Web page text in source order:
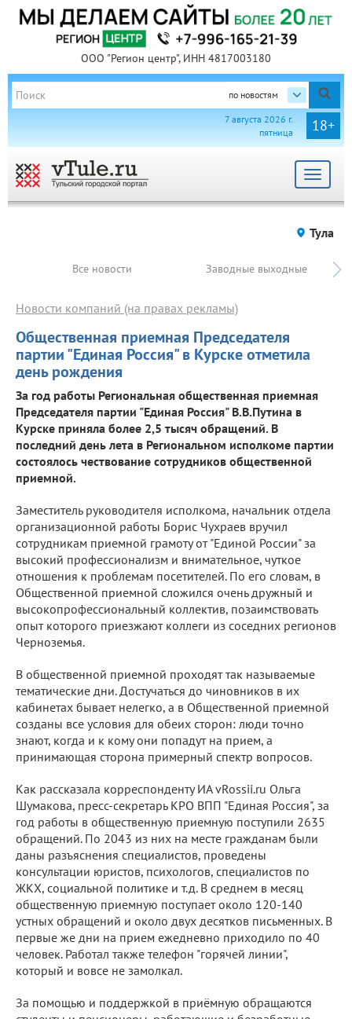
ООО "Регион центр", ИНН 4817003180
по новостям
18+
7 августа 2026 г.
пятница
Toggle
Тула
Все новости Заводные выходные
Общественная приемная Председателя
партии "Единая Россия" в Курске отметила
день рождения
Новости компаний (на правах рекламы)
За год работы Региональная общественная приемная
Председателя партии "Единая Россия" В.В.Путина в
Курске приняла более 2,5 тысяч обращений. В
последний день лета в Региональном исполкоме партии
состоялось чествование сотрудников общественной
приемной.
Заместитель руководителя исполкома, начальник отдела
организационной работы Борис Чухраев вручил
сотрудникам приемной грамоту от "Единой России" за
высокий профессионализм и внимательное, чуткое
отношения к проблемам посетителей. По его словам, в
Общественной приемной сложился очень дружный и
высокопрофессиональный коллектив, позаимствовать
опыт которого приезжают коллеги из соседних регионов
Черноземья.
В общественной приемной проходят так называемые
тематические дни. Достучаться до чиновников в их
кабинетах бывает нелегко, а в Общественной приемной
созданы все условия для обеих сторон: люди точно
знают, когда и к кому они попадут на прием, а
принимающая сторона примерный спектр вопросов.
Как рассказала корреспонденту ИА vRossii.ru Ольга
Шумакова, пресс-секретарь КРО ВПП "Единая Россия", за
год работы в общественную приемную поступили 2635
обращений. По 2043 из них на месте гражданам были
даны разъяснения специалистов, проведены
консультации юристов, психологов, специалистов по
ЖКХ, социальной политике и т.д. В среднем в месяц
общественную приемную поступает около 120-140
устных обращений и около двух десятков письменных. В
первые же дни на прием ежедневно приходило по 40
человек. Работал также телефон "горячей линии",
который и вовсе не замолкал.
За помощью и поддержкой в приёмную обращаются